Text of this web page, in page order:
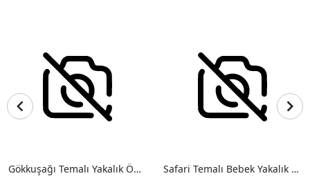
Gökkuşağı Temalı Yakalık Önlük Safari Temalı Bebek Yakalık Önlük